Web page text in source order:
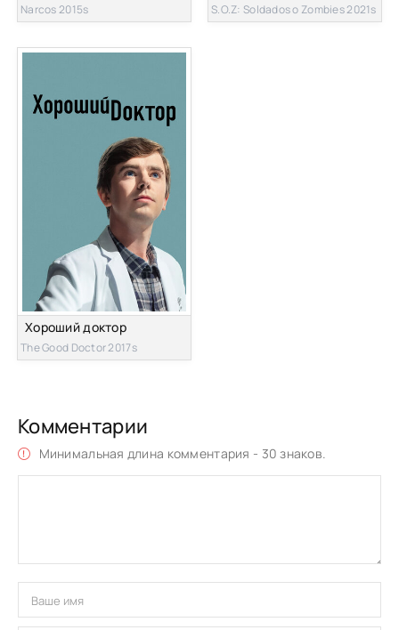
Narcos 2015s S.O.Z: Soldados o Zombies 2021s
Хороший доктор
The Good Doctor 2017s
Комментарии
Минимальная длина комментария - 30 знаков.